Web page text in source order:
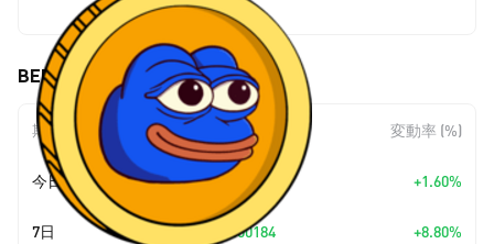
$0.00002275
BEPE (BEPE) の価格変動
期間 金額変動 変動率 (%)
今日 +$0.00000036 +1.60%
7日 +$0.00000184 +8.80%